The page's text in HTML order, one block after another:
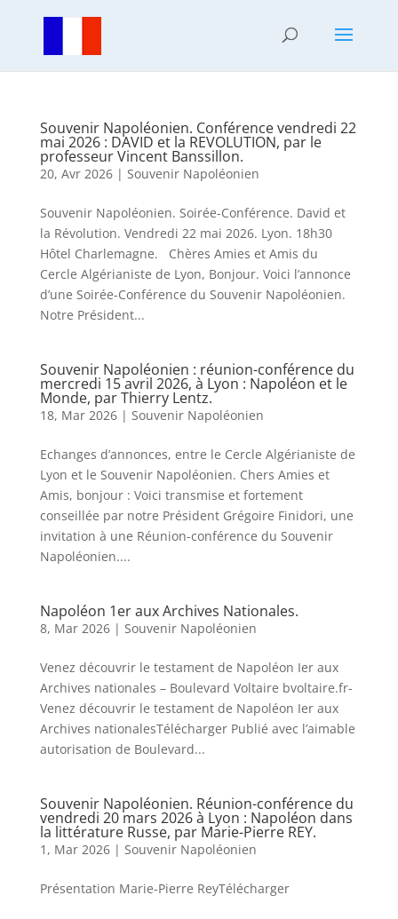
Souvenir Napoléonien. Conférence vendredi 22
mai 2026 : DAVID et la REVOLUTION, par le
professeur Vincent Banssillon.
20, Avr 2026| Souvenir Napoléonien
Souvenir Napoléonien. Soirée-Conférence. David et
la Révolution. Vendredi 22 mai 2026. Lyon. 18h30
Hôtel Charlemagne. Chères Amies et Amis du
Cercle Algérianiste de Lyon, Bonjour. Voici l’annonce
d’une Soirée-Conférence du Souvenir Napoléonien.
Notre Président...
Souvenir Napoléonien : réunion-conférence du
mercredi 15 avril 2026, à Lyon : Napoléon et le
Monde, par Thierry Lentz.
18, Mar 2026| Souvenir Napoléonien
Echanges d’annonces, entre le Cercle Algérianiste de
Lyon et le Souvenir Napoléonien. Chers Amies et
Amis, bonjour : Voici transmise et fortement
conseillée par notre Président Grégoire Finidori, une
invitation à une Réunion-conférence du Souvenir
Napoléonien....
Napoléon 1er aux Archives Nationales.
8, Mar 2026| Souvenir Napoléonien
Venez découvrir le testament de Napoléon Ier aux
Archives nationales – Boulevard Voltaire bvoltaire.fr-
Venez découvrir le testament de Napoléon Ier aux
Archives nationalesTélécharger Publié avec l’aimable
autorisation de Boulevard...
Souvenir Napoléonien. Réunion-conférence du
vendredi 20 mars 2026 à Lyon : Napoléon dans
la littérature Russe, par Marie-Pierre REY.
1, Mar 2026| Souvenir Napoléonien
Présentation Marie-Pierre ReyTélécharger